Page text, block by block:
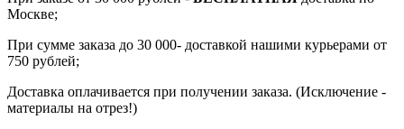
Москве;
При сумме заказа до 30 000- доставкой нашими курьерами от
750 рублей;
Доставка оплачивается при получении заказа. (Исключение -
материалы на отрез!)